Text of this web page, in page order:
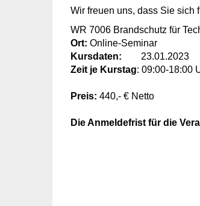
Wir freuen uns, dass Sie sich
WR 7006 Brandschutz für
Ort: Online-Seminar
Kursdaten: 23.01.2023
Zeit je Kurstag: 09:00-18:00
Preis: 440,- € Netto
Die Anmeldefrist für die